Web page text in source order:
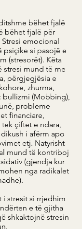
bëhet fjalë
bëhet fjalë për
emocional
psiçike si pasojë e
(stresorët). Këta
stresi mund të me
përgjegjësia e
zhurma,
bullizmi (Mobbing),
probleme
financiare,
çiftet e ndara,
i afërm apo
etj. Natyrisht
mund të kontriboj
(gjendja kur
nga radikalet
i stresit si rrjedhim
e të gjitha
shkaktojnë stresin